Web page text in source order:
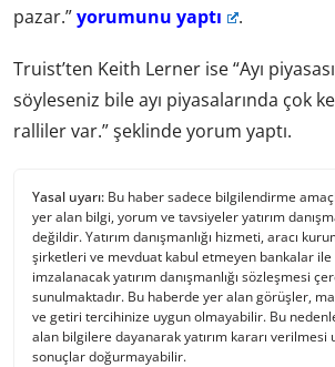
pazar.”yorumunu yaptı .
Truist’ten Keith Lerner ise “Ayı
söyleseniz bile ayı piyasalarında çok
ralliler var.” şeklinde yorum yaptı.
Yasal uyarı: Bu haber sadece bilgilendirme
yer alan bilgi, yorum ve tavsiyeler yatırım
değildir. Yatırım danışmanlığı hizmeti, aracı
şirketleri ve mevduat kabul etmeyen bankalar ile
imzalanacak yatırım danışmanlığı sözleşmesi
sunulmaktadır. Bu haberde yer alan görüşler,
ve getiri tercihinize uygun olmayabilir. Bu
alan bilgilere dayanarak yatırım kararı verilmesi
sonuçlar doğurmayabilir.